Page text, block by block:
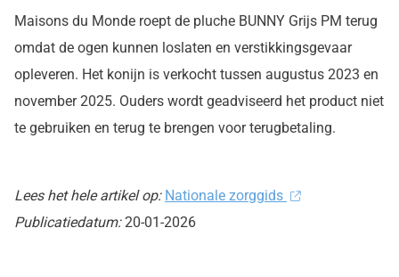
Maisons du Monde roept de pluche BUNNY Grijs PM terug
omdat de ogen kunnen loslaten en verstikkingsgevaar
opleveren. Het konijn is verkocht tussen augustus 2023 en
november 2025. Ouders wordt geadviseerd het product niet
te gebruiken en terug te brengen voor terugbetaling.
Lees het hele artikel op: Nationale zorggids
Publicatiedatum:20-01-2026